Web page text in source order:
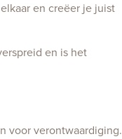
en creëer je juist
en is het
voor verontwaardiging.